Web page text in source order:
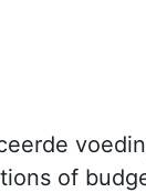
of